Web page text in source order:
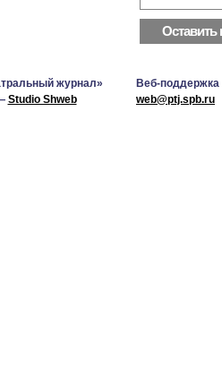
журнал»
Studio Shweb
Веб-поддержка
web@ptj.spb.ru